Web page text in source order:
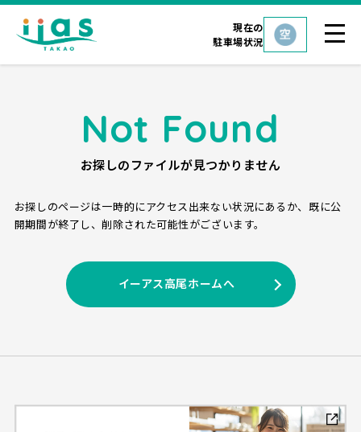
現在の
駐車場状況
Not Found
お探しのファイルが見つかりません
お探しのページは一時的にアクセス出来ない状況にあるか、既に公
開期間が終了し、削除された可能性がございます。
イーアス高尾ホームへ